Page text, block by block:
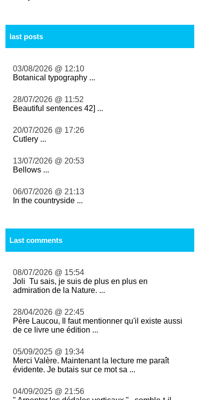
last posts
03/08/2026 @ 12:10
Botanical typography ...
28/07/2026 @ 11:52
Beautiful sentences 42] ...
20/07/2026 @ 17:26
Cutlery ...
13/07/2026 @ 20:53
Bellows ...
06/07/2026 @ 21:13
In the countryside ...
Last comments
08/07/2026 @ 15:54
Joli Tu sais, je suis de plus en plus en
admiration de la Nature. ...
28/04/2026 @ 22:45
Père Laucou, Il faut mentionner qu'il existe aussi
de ce livre une édition ...
05/09/2025 @ 19:34
Merci Valère. Maintenant la lecture me paraît
évidente. Je butais sur ce mot sa ...
04/09/2025 @ 21:56